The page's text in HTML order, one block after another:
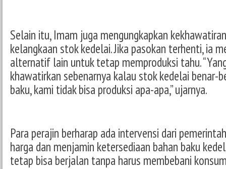
Selain itu, Imam juga mengungkapkan
kelangkaan stok kedelai. Jika pasokan terhenti, ia
alternatif lain untuk tetap memproduksi tahu.
khawatirkan sebenarnya kalau stok kedelai benar-
baku, kami tidak bisa produksi apa-apa,” ujarnya.
Para perajin berharap ada intervensi dari
harga dan menjamin ketersediaan bahan baku
tetap bisa berjalan tanpa harus membebani